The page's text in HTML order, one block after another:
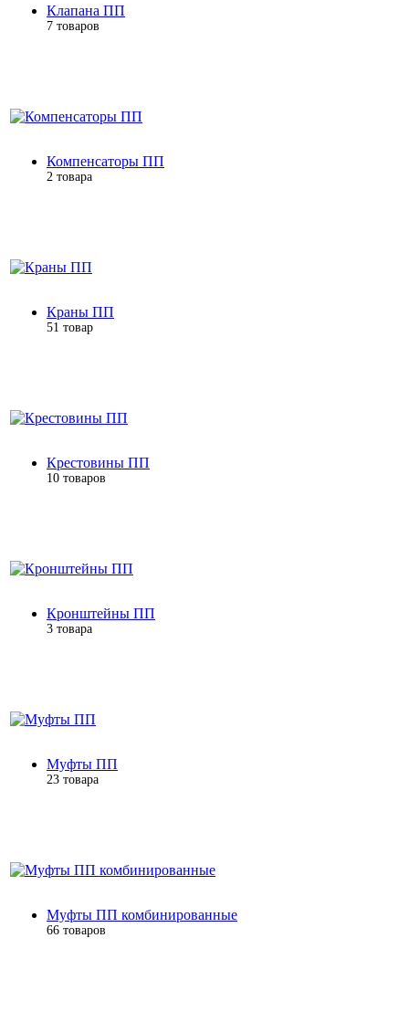
Клапана ПП
7 товаров
Компенсаторы ПП
2 товара
Краны ПП
51 товар
Крестовины ПП
10 товаров
Кронштейны ПП
3 товара
Муфты ПП
23 товара
Муфты ПП комбинированные
66 товаров